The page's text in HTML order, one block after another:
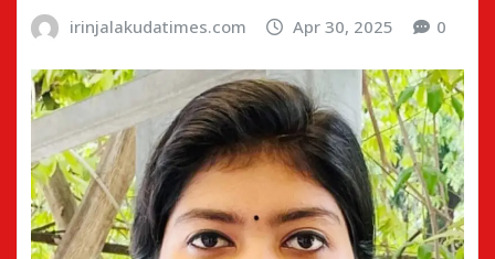
irinjalakudatimes.com Apr 30, 2025 0